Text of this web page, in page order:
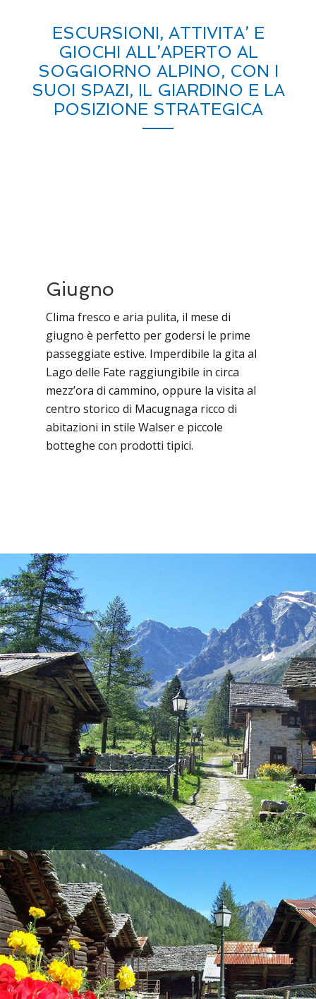
ESCURSIONI, ATTIVITA’ E
GIOCHI ALL’APERTO AL
SOGGIORNO ALPINO, CON I
SUOI SPAZI, IL GIARDINO E LA
POSIZIONE STRATEGICA
Giugno
Clima fresco e aria pulita, il mese di
giugno è perfetto per godersi le prime
passeggiate estive. Imperdibile la gita al
Lago delle Fate raggiungibile in circa
mezz’ora di cammino, oppure la visita al
centro storico di Macugnaga ricco di
abitazioni in stile Walser e piccole
botteghe con prodotti tipici.